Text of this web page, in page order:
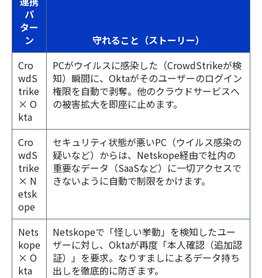
パ
ター
ン
守れること（ストーリー）
Cro
wdS
trike
× O
kta
PCがウイルスに感染した（CrowdStrikeが検
知）瞬間に、Oktaがそのユーザーのログイン
権限を自動で剥奪。他のクラウドサービスへ
の被害拡大を即座に止めます。
Cro
wdS
trike
× N
etsk
ope
セキュリティ状態が悪いPC（ウイルス感染の
疑いなど）からは、Netskope経由で社内の
重要なデータ（SaaSなど）に一切アクセスで
きないように自動で制限をかけます。
Nets
kope
× O
kta
Netskopeで「怪しい挙動」を検知したユー
ザーに対し、Oktaが再度「本人確認（追加認
証）」を要求。なりすましによるデータ持ち
出しを徹底的に防ぎます。